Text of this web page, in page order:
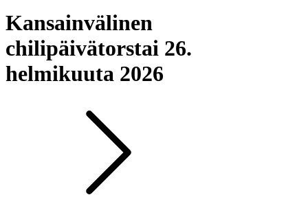
Kansainvälinen
chilipäivätorstai 26.
helmikuuta 2026